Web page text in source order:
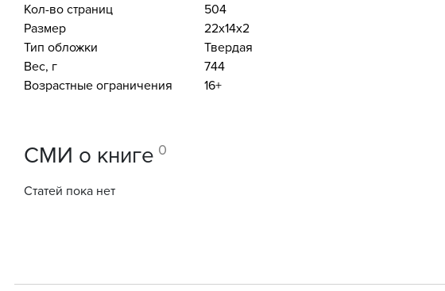
Кол-во страниц
504
Размер
22x14x2
Тип обложки
Твердая
Вес, г
744
Возрастные ограничения
16+
СМИ о книге 0
Статей пока нет